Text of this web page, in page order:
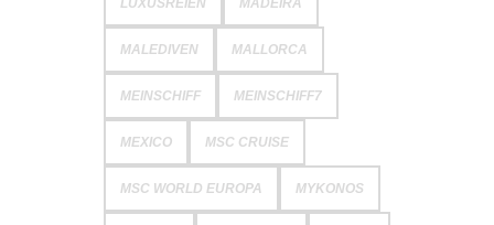
MALEDIVEN MALLORCA
MEINSCHIFF MEINSCHIFF7
MEXICO MSC CRUISE
MSC WORLD EUROPA MYKONOS